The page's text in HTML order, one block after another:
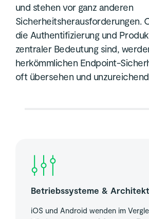
und stehen vor ganz anderen
Sicherheitsherausforderungen.
die Authentifizierung und
zentraler Bedeutung sind,
herkömmlichen Endpoint-
oft übersehen und
Betriebssysteme &
iOS und Android wenden im